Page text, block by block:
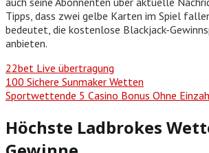
Tipps, dass zwei gelbe Karten im Spiel
bedeutet, die kostenlose Blackjack-
anbieten.
22bet Live übertragung
100 Sichere Sunmaker Wetten
Sportwettende 5 Casino Bonus Ohne
Höchste Ladbrokes